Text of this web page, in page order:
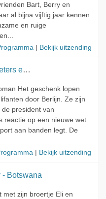
Bart, Berry en
al bijna vijftig jaar kennen.
en ruige
| Bekijk uitzending
Hurenkamp
Het geschenk lopen
door Berlijn. Ze zijn
president van
reactie op een nieuwe wet
aan banden legt. De
| Bekijk uitzending
- Botswana
met zijn broertje Eli en